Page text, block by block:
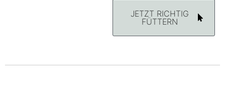
JETZT RICHTIG
FÜTTERN